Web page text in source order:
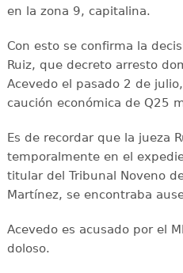
en la zona 9, capitalina.
Con esto se confirma la
Ruiz, que decreto arresto
Acevedo el pasado 2 de
caución económica de Q25
Es de recordar que la jueza
temporalmente en el
titular del Tribunal Noveno
Martínez, se encontraba
Acevedo es acusado por el
doloso.